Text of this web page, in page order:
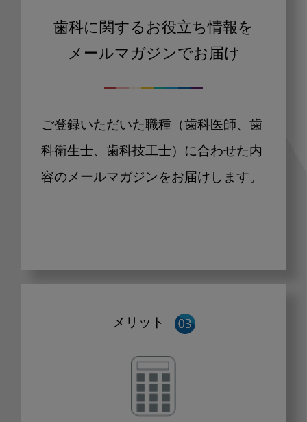
歯科に関するお役立ち情報を
メールマガジンでお届け
ご登録いただいた職種（歯科医師、歯
科衛生士、歯科技工士）に合わせた内
容のメールマガジンをお届けします。
メリット